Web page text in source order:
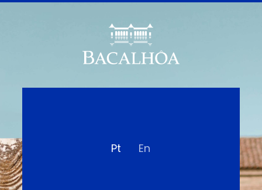
Pt En